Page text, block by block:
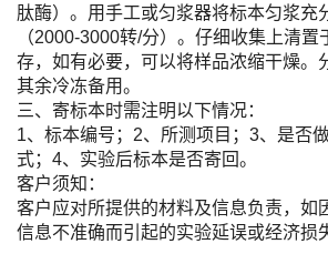
肽酶）。用手工或匀浆器将标本匀浆充
（2000-3000转/分）。仔细收集上清置
存，如有必要，可以将样品浓缩干燥。
其余冷冻备用。
三、寄标本时需注明以下情况：
1、标本编号；2、所测项目；3、是否
式；4、实验后标本是否寄回。
客户须知：
客户应对所提供的材料及信息负责，如
信息不准确而引起的实验延误或经济损